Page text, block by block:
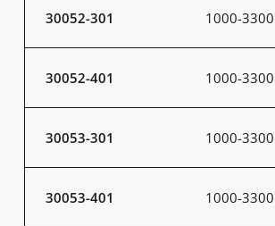
30052-301 1000-3300
30052-401 1000-3300
30053-301 1000-3300
30053-401 1000-3300